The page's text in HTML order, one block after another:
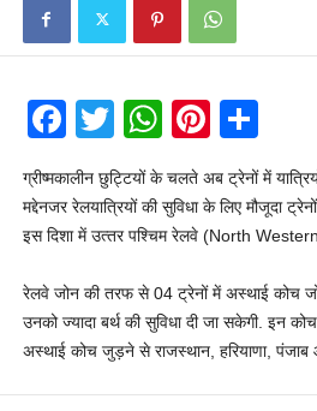
F
c
e
o
o
k
T
wi
tt
er
W
at
s
p
p
Pi
nt
er
e
st
h
ar
e
ग्रीष्‍मकालीन छुट्ट‍ियों के चलते अब ट्रेनों में
मद्देनजर रेलयात्र‍ियों की सुव‍िधा के ल‍िए मौजूदा
इस द‍िशा में उत्‍तर पश्च‍िम रेलवे (North
रेलवे जोन की तरफ से 04 ट्रेनों में अस्‍थाई कोच
उनको ज्‍यादा बर्थ की सुव‍िधा दी जा सकेगी. इन
अस्‍थाई कोच जुड़ने से राजस्‍थान, हर‍ियाणा,